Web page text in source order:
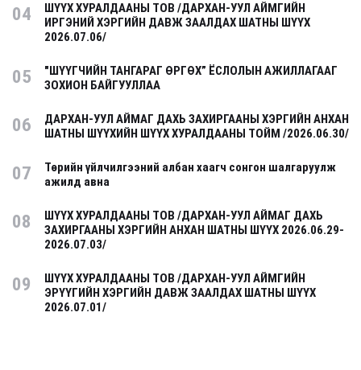
04
ШҮҮХ ХУРАЛДААНЫ ТОВ /ДАРХАН-УУЛ АЙМГИЙН
ИРГЭНИЙ ХЭРГИЙН ДАВЖ ЗААЛДАХ ШАТНЫ ШҮҮХ
2026.07.06/
05
"ШҮҮГЧИЙН ТАНГАРАГ ӨРГӨХ” ЁСЛОЛЫН АЖИЛЛАГААГ
ЗОХИОН БАЙГУУЛЛАА
06
ДАРХАН-УУЛ АЙМАГ ДАХЬ ЗАХИРГААНЫ ХЭРГИЙН АНХАН
ШАТНЫ ШҮҮХИЙН ШҮҮХ ХУРАЛДААНЫ ТОЙМ /2026.06.30/
07
Төрийн үйлчилгээний албан хаагч сонгон шалгаруулж
ажилд авна
08
ШҮҮХ ХУРАЛДААНЫ ТОВ /ДАРХАН-УУЛ АЙМАГ ДАХЬ
ЗАХИРГААНЫ ХЭРГИЙН АНХАН ШАТНЫ ШҮҮХ 2026.06.29-
2026.07.03/
09
ШҮҮХ ХУРАЛДААНЫ ТОВ /ДАРХАН-УУЛ АЙМГИЙН
ЭРҮҮГИЙН ХЭРГИЙН ДАВЖ ЗААЛДАХ ШАТНЫ ШҮҮХ
2026.07.01/